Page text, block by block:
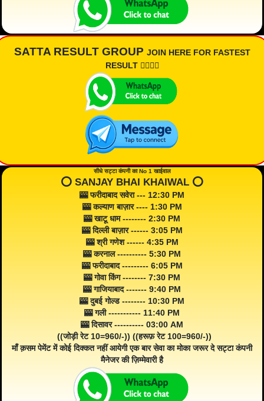
SATTA RESULT GROUP JOIN HERE FOR FASTEST
RESULT 👇🏾👇🏾
सीधे सट्टा कंपनी का No 1 खाईवाल
⭕️ SANJAY BHAI KHAIWAL ⭕️
🎰 फरीदाबाद सवेरा --- 12:30 PM
🎰 कल्याण बाज़ार ---- 1:30 PM
🎰 खाटू धाम -------- 2:30 PM
🎰 दिल्ली बाज़ार ------ 3:05 PM
🎰 श्री गणेश ------ 4:35 PM
🎰 करनाल ---------- 5:30 PM
🎰 फरीदाबाद --------- 6:05 PM
🎰 गोवा किंग -------- 7:30 PM
🎰 गाजियाबाद ------- 9:40 PM
🎰 दुबई गोल्ड -------- 10:30 PM
🎰 गली ----------- 11:40 PM
🎰 दिसावर ---------- 03:00 AM
((जोड़ी रेट 10=960/-)) ((हरूफ़ रेट 100=960/-))
माँ क़सम पेमेंट में कोई दिक्कत नहीं आयेगी एक बार सेवा का मोका जरूर दे सट्टा कंपनी
मैनेजर की ज़िम्मेवारी है